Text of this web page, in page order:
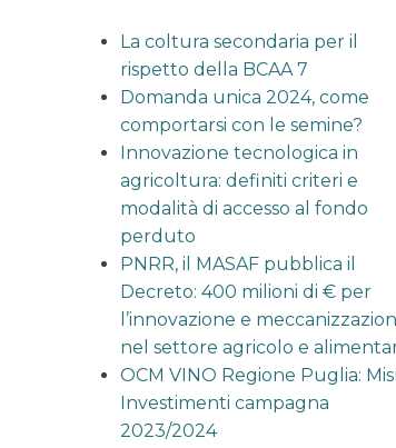
La coltura secondaria per il
rispetto della BCAA 7
Domanda unica 2024, come
comportarsi con le semine?
Innovazione tecnologica in
agricoltura: definiti criteri e
modalità di accesso al fondo
perduto
PNRR, il MASAF pubblica il
Decreto: 400 milioni di € per
l’innovazione e
nel settore agricolo e
OCM VINO Regione Puglia:
Investimenti campagna
2023/2024